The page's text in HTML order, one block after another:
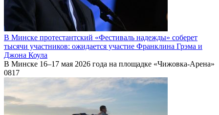
В Минске протестантский «Фестиваль надежды» соберет
тысячи участников: ожидается участие Франклина Грэма и
Джона Коула
В Минске 16–17 мая 2026 года на площадке «Чижовка-Арена»
0817